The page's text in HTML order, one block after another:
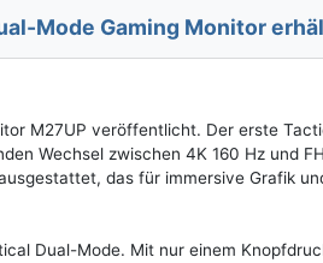
Mode Gaming Monitor
M27UP veröffentlicht. Der erste
Wechsel zwischen 4K 160 Hz und
das für immersive Grafik
Dual-Mode. Mit nur einem